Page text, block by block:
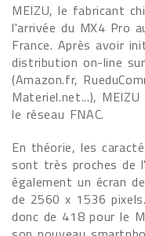
MEIZU, le fabricant
l'arrivée du MX4 Pro
France. Après avoir
distribution on-line
(Amazon.fr,
Materiel.net...),
le réseau FNAC.
En théorie, les
sont très proches de
également un écran
de 2560 x 1536
donc de 418 pour le